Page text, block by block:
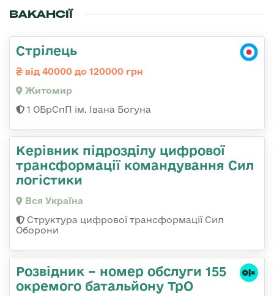
ВАКАНСІЇ
Стрілець
від 40000 до 120000 грн
Житомир
1 ОБрСпП ім. Івана Богуна
Керівник підрозділу цифрової
трансформації командування Сил
логістики
Вся Україна
Структура цифрової трансформації Сил
Оборони
Розвідник – номер обслуги 155
окремого батальйону ТрО